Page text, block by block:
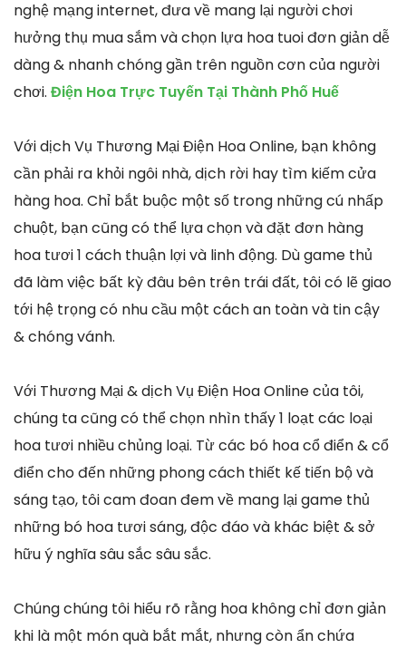
nghệ mạng internet, đưa về mang lại người chơi
hưởng thụ mua sắm và chọn lựa hoa tuoi đơn giản dễ
dàng & nhanh chóng gần trên nguồn cơn của người
chơi. Điện Hoa Trực Tuyến Tại Thành Phố Huế
Với dịch Vụ Thương Mại Điện Hoa Online, bạn không
cần phải ra khỏi ngôi nhà, dịch rời hay tìm kiếm cửa
hàng hoa. Chỉ bắt buộc một số trong những cú nhấp
chuột, bạn cũng có thể lựa chọn và đặt đơn hàng
hoa tươi 1 cách thuận lợi và linh động. Dù game thủ
đã làm việc bất kỳ đâu bên trên trái đất, tôi có lẽ giao
tới hệ trọng có nhu cầu một cách an toàn và tin cậy
& chóng vánh.
Với Thương Mại & dịch Vụ Điện Hoa Online của tôi,
chúng ta cũng có thể chọn nhìn thấy 1 loạt các loại
hoa tươi nhiều chủng loại. Từ các bó hoa cổ điển & cổ
điển cho đến những phong cách thiết kế tiến bộ và
sáng tạo, tôi cam đoan đem về mang lại game thủ
những bó hoa tươi sáng, độc đáo và khác biệt & sở
hữu ý nghĩa sâu sắc sâu sắc.
Chúng chúng tôi hiểu rõ rằng hoa không chỉ đơn giản
khi là một món quà bắt mắt, nhưng còn ẩn chứa